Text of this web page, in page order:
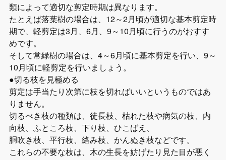
類によって適切な剪定時期は異なります。
たとえば落葉樹の場合は、12～2月頃が適切な基本剪定時
期で、軽剪定は3月、6月、9～10月頃に行うのがおすす
めです。
そして常緑樹の場合は、4～6月頃に基本剪定を行い、9～
10月頃に軽剪定を行いましょう。
●切る枝を見極める
剪定は手当たり次第に枝を切ればいいというものではあ
りません。
切るべき枝の種類は、徒長枝、枯れた枝や病気の枝、内
向枝、ふところ枝、下り枝、ひこばえ、
胴吹き枝、平行枝、絡み枝、かんぬき枝などです。
これらの不要な枝は、木の生長を妨げたり見た目が悪く